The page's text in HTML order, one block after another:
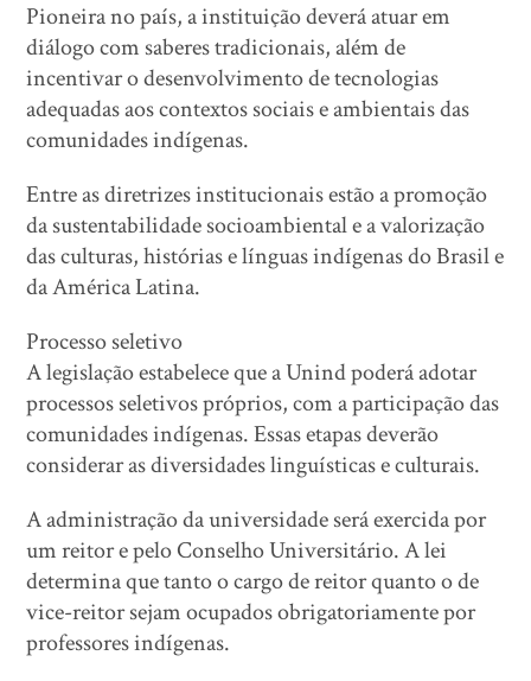
Pioneira no país, a instituição deverá atuar em
diálogo com saberes tradicionais, além de
incentivar o desenvolvimento de tecnologias
adequadas aos contextos sociais e ambientais das
comunidades indígenas.
Entre as diretrizes institucionais estão a promoção
da sustentabilidade socioambiental e a valorização
das culturas, histórias e línguas indígenas do Brasil e
da América Latina.
Processo seletivo
A legislação estabelece que a Unind poderá adotar
processos seletivos próprios, com a participação das
comunidades indígenas. Essas etapas deverão
considerar as diversidades linguísticas e culturais.
A administração da universidade será exercida por
um reitor e pelo Conselho Universitário. A lei
determina que tanto o cargo de reitor quanto o de
vice-reitor sejam ocupados obrigatoriamente por
professores indígenas.